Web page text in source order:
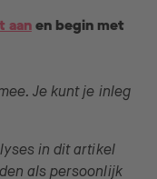
aanen begin met
Je kunt je inleg
in dit artikel
als persoonlijk